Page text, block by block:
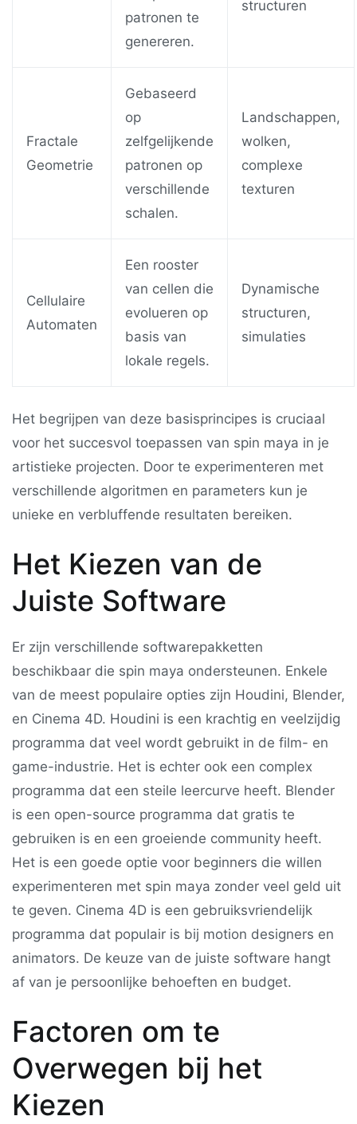
patronen te
genereren.
structuren
Fractale
Geometrie
Gebaseerd
op
zelfgelijkende
patronen op
verschillende
schalen.
Landschappen,
wolken,
complexe
texturen
Cellulaire
Automaten
Een rooster
van cellen die
evolueren op
basis van
lokale regels.
Dynamische
structuren,
simulaties
Het begrijpen van deze basisprincipes is cruciaal
voor het succesvol toepassen van spin maya in je
artistieke projecten. Door te experimenteren met
verschillende algoritmen en parameters kun je
unieke en verbluffende resultaten bereiken.
Het Kiezen van de
Juiste Software
Er zijn verschillende softwarepakketten
beschikbaar die spin maya ondersteunen. Enkele
van de meest populaire opties zijn Houdini, Blender,
en Cinema 4D. Houdini is een krachtig en veelzijdig
programma dat veel wordt gebruikt in de film- en
game-industrie. Het is echter ook een complex
programma dat een steile leercurve heeft. Blender
is een open-source programma dat gratis te
gebruiken is en een groeiende community heeft.
Het is een goede optie voor beginners die willen
experimenteren met spin maya zonder veel geld uit
te geven. Cinema 4D is een gebruiksvriendelijk
programma dat populair is bij motion designers en
animators. De keuze van de juiste software hangt
af van je persoonlijke behoeften en budget.
Factoren om te
Overwegen bij het
Kiezen